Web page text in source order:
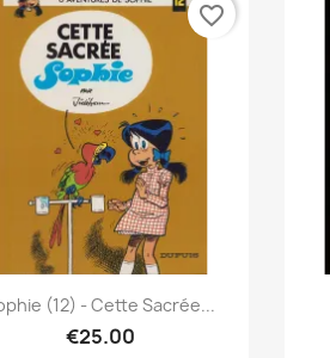
Quick view
(12) - Cette Sacrée...
€25.00
favorite_border